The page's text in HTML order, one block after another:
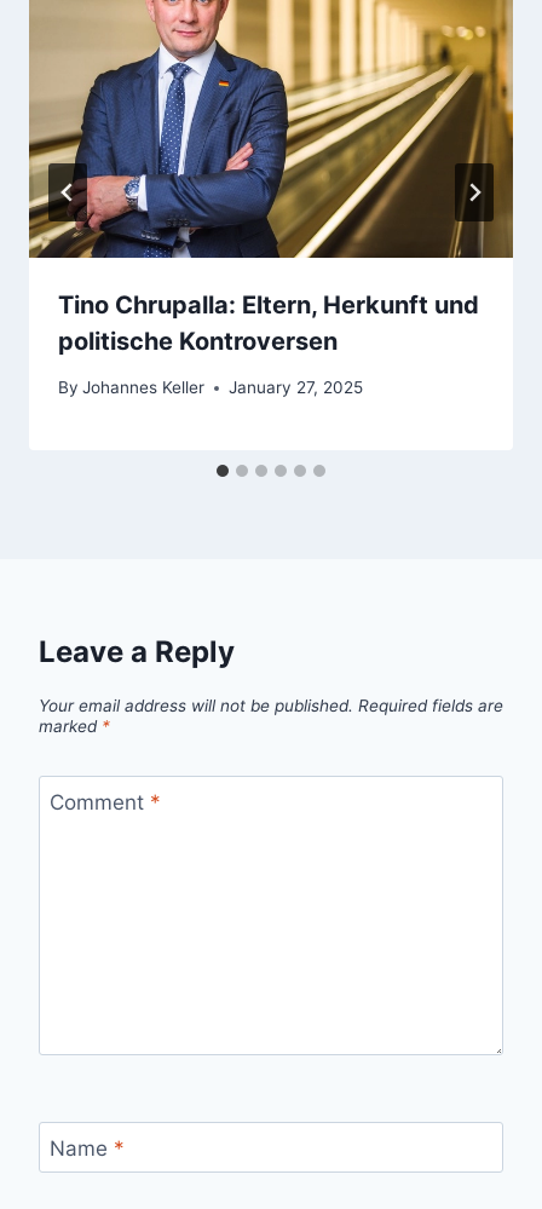
Tino Chrupalla: Eltern, Herkunft und
politische Kontroversen
By Johannes Keller January 27, 2025
Leave a Reply
Your email address will not be published. Required fields are
marked *
Comment *
Name *